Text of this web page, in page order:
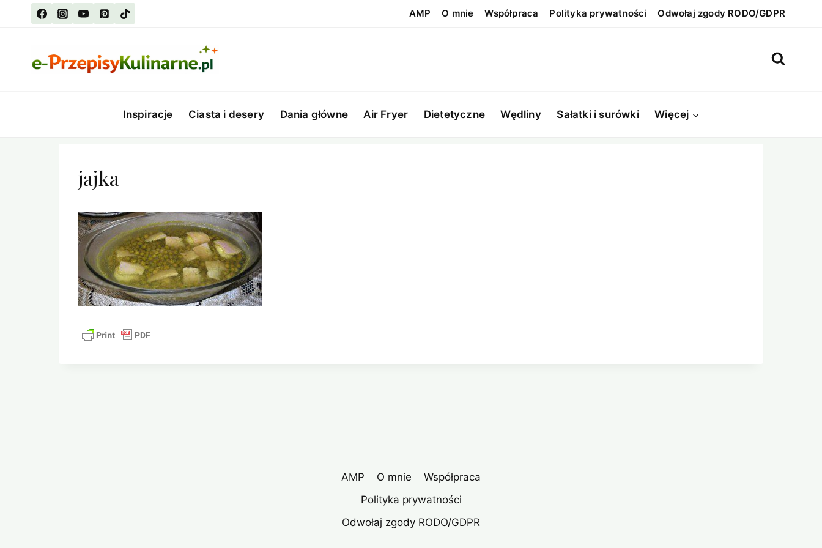
AMP O mnie Współpraca Polityka prywatności Odwołaj zgody RODO/GDPR
Inspiracje Ciasta i desery Dania główne Air Fryer Dietetyczne Wędliny Sałatki i surówki Więcej
jajka
AMP O mnie
Współpraca
Polityka prywatności
Odwołaj zgody RODO/GDPR